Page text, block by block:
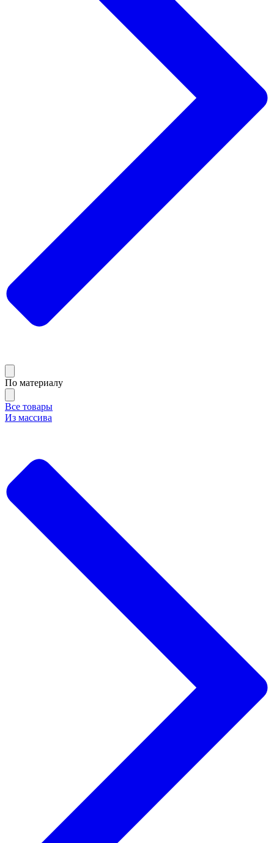
По материалу
Все товары
Из массива